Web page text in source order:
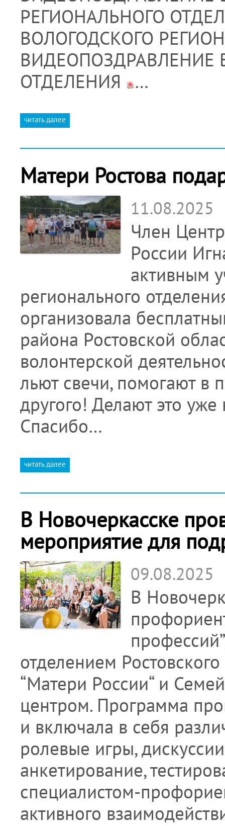
РЕГИОНАЛЬНОГО
ВОЛОГОДСКОГО
ВИДЕОПОЗДРАВЛЕНИЕ
ОТДЕЛЕНИЯ
…
читать далее
Матери Ростова
11.08.2025
Член
России
активным
регионального
организовала
района Ростовской
волонтерской
льют свечи, помогают в
другого! Делают это
Спасибо…
читать далее
В Новочеркасске
мероприятие для
09.08.2025
В
отделением
“Матери России“ и
центром. Программа
и включала в себя
ролевые игры,
анкетирование,
специалистом-
активного